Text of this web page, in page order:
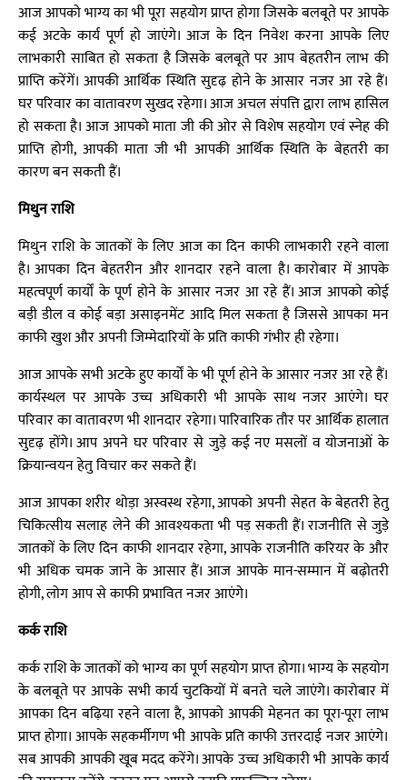
आज आपको भाग्य का भी पूरा सहयोग प्राप्त होगा जिसके बलबूते पर आपके
कई अटके कार्य पूर्ण हो जाएंगे। आज के दिन निवेश करना आपके लिए
लाभकारी साबित हो सकता है जिसके बलबूते पर आप बेहतरीन लाभ की
प्राप्ति करेंगें। आपकी आर्थिक स्थिति सुदृढ़ होने के आसार नजर आ रहे हैं।
घर परिवार का वातावरण सुखद रहेगा। आज अचल संपत्ति द्वारा लाभ हासिल
हो सकता है। आज आपको माता जी की ओर से विशेष सहयोग एवं स्नेह की
प्राप्ति होगी, आपकी माता जी भी आपकी आर्थिक स्थिति के बेहतरी का
कारण बन सकती हैं।
मिथुन राशि
मिथुन राशि के जातकों के लिए आज का दिन काफी लाभकारी रहने वाला
है। आपका दिन बेहतरीन और शानदार रहने वाला है। कारोबार में आपके
महत्वपूर्ण कार्यों के पूर्ण होने के आसार नजर आ रहे हैं। आज आपको कोई
बड़ी डील व कोई बड़ा असाइनमेंट आदि मिल सकता है जिससे आपका मन
काफी खुश और अपनी जिम्मेदारियों के प्रति काफी गंभीर ही रहेगा।
आज आपके सभी अटके हुए कार्यों के भी पूर्ण होने के आसार नजर आ रहे हैं।
कार्यस्थल पर आपके उच्च अधिकारी भी आपके साथ नजर आएंगे। घर
परिवार का वातावरण भी शानदार रहेगा। पारिवारिक तौर पर आर्थिक हालात
सुदृढ़ होंगे। आप अपने घर परिवार से जुड़े कई नए मसलों व योजनाओं के
क्रियान्वयन हेतु विचार कर सकते हैं।
आज आपका शरीर थोड़ा अस्वस्थ रहेगा, आपको अपनी सेहत के बेहतरी हेतु
चिकित्सीय सलाह लेने की आवश्यकता भी पड़ सकती हैं। राजनीति से जुड़े
जातकों के लिए दिन काफी शानदार रहेगा, आपके राजनीति करियर के और
भी अधिक चमक जाने के आसार हैं। आज आपके मान-सम्मान में बढ़ोतरी
होगी, लोग आप से काफी प्रभावित नजर आएंगे।
कर्क राशि
कर्क राशि के जातकों को भाग्य का पूर्ण सहयोग प्राप्त होगा। भाग्य के सहयोग
के बलबूते पर आपके सभी कार्य चुटकियों में बनते चले जाएंगे। कारोबार में
आपका दिन बढ़िया रहने वाला है, आपको आपकी मेहनत का पूरा-पूरा लाभ
प्राप्त होगा। आपके सहकर्मीगण भी आपके प्रति काफी उत्तरदाई नजर आएंगे।
सब आपकी आपकी खूब मदद करेंगे। आपके उच्च अधिकारी भी आपके कार्य